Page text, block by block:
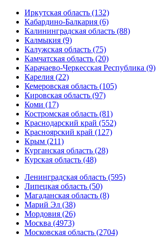
Иркутская область (132)
Кабардино-Балкария (6)
Калининградская область (88)
Калмыкия (9)
Калужская область (75)
Камчатская область (20)
Карачаево-Черкесская Республика (9)
Карелия (22)
Кемеровская область (105)
Кировская область (97)
Коми (17)
Костромская область (81)
Краснодарский край (552)
Красноярский край (127)
Крым (211)
Курганская область (28)
Курская область (48)
Ленинградская область (595)
Липецкая область (50)
Магаданская область (8)
Марий Эл (38)
Мордовия (26)
Москва (4973)
Московская область (2704)